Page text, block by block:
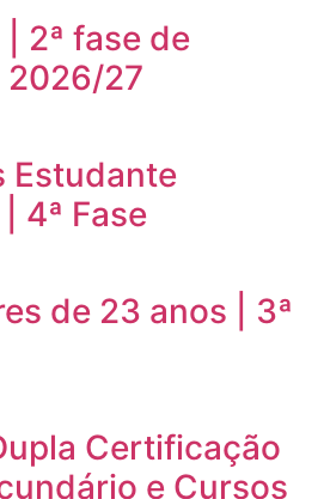
| 2ª fase de
27
Estudante
4ª Fase
de 23 anos | 3ª
Certificação
e Cursos